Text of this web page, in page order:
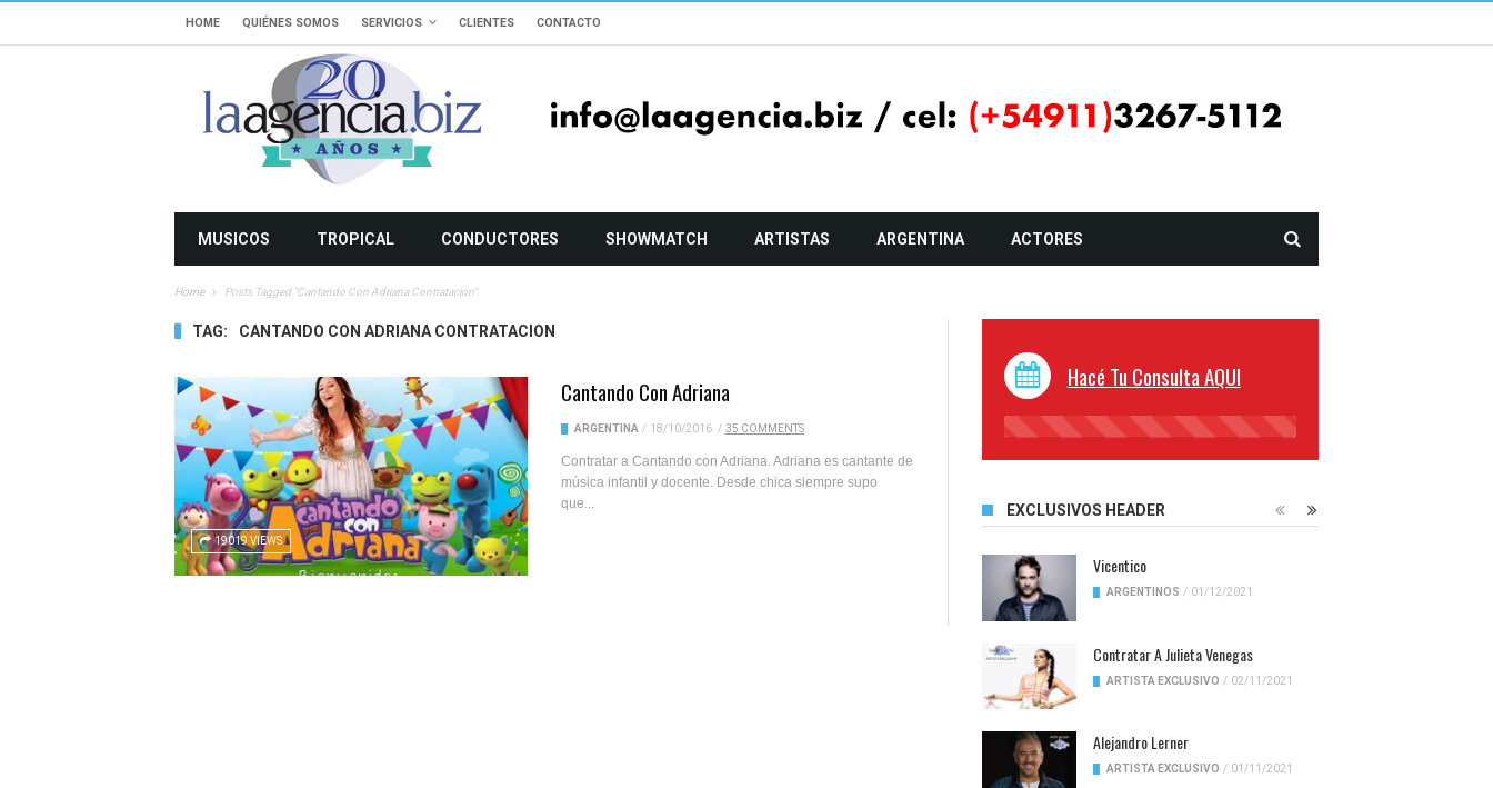
HOME QUIÉNES SOMOS SERVICIOS CLIENTES CONTACTO
MUSICOS TROPICAL CONDUCTORES SHOWMATCH ARTISTAS ARGENTINA ACTORES
Home Posts Tagged "Cantando Con Adriana Contratacion"
TAG: CANTANDO CON ADRIANA CONTRATACION
19019 VIEWS
Cantando Con Adriana
ARGENTINA / 18/10/2016 / 35 COMMENTS
Contratar a Cantando con Adriana. Adriana es cantante de
música infantil y docente. Desde chica siempre supo
que...
Hacé Tu Consulta AQUI
45%
EXCLUSIVOS HEADER
Vicentico
ARGENTINOS / 01/12/2021
Contratar A Julieta Venegas
ARTISTA EXCLUSIVO / 02/11/2021
Alejandro Lerner
ARTISTA EXCLUSIVO / 01/11/2021